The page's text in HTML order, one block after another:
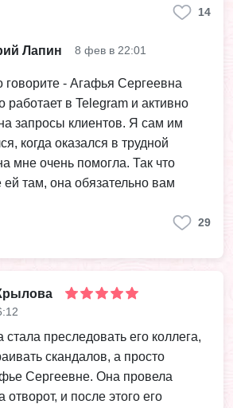
14
Лапин 8 фев в 22:01
говорите - Агафья Сергеевна
работает в Telegram и активно
запросы клиентов. Я сам им
когда оказался в трудной
мне очень помогла. Так что
там, она обязательно вам
29
стала преследовать его коллега,
скандалов, а просто
Сергеевне. Она провела
и после этого его